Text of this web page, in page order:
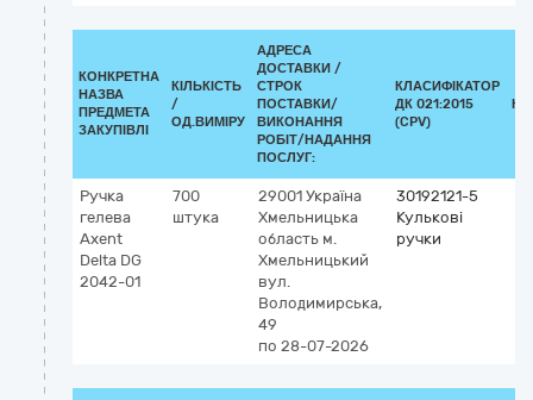
КОНКРЕТНА
НАЗВА
ПРЕДМЕТА
ЗАКУПІВЛІ
КІЛЬКІСТЬ
/
ОД.ВИМІРУ
АДРЕСА
ДОСТАВКИ /
СТРОК
ПОСТАВКИ/
ВИКОНАННЯ
РОБІТ/НАДАННЯ
ПОСЛУГ:
КЛАСИФІКАТОР
ДК 021:2015
(CPV)
Ручка
гелева
Axent
Delta DG
2042-01
700
штука
29001 Україна
Хмельницька
область м.
Хмельницький
вул.
Володимирська,
49
по 28-07-2026
30192121-5
Кулькові
ручки